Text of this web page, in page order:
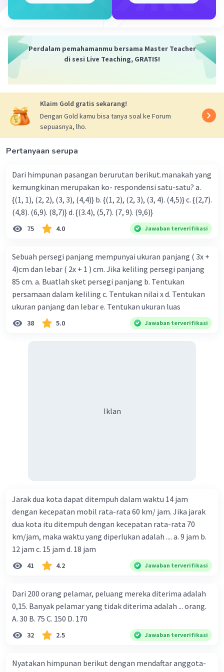
Jadi, himpunan bilangan bulat adalah himpunan
tak berhingga.
Perdalam pemahamanmu bersama Master Teacher
di sesi Live Teaching, GRATIS!
Klaim Gold gratis sekarang!
Dengan Gold kamu bisa tanya soal ke Forum
sepuasnya, lho.
Pertanyaan serupa
Dari himpunan pasangan berurutan berikut.manakah yang
kemungkinan merupakan ko- respondensi satu-satu? a.
{(1, 1), (2, 2), (3, 3), (4,4)} b. {(1, 2), (2, 3), (3, 4). (4,5)} c. {(2,7).
(4,8). (6,9). (8,7)} d. {(3.4), (5,7). (7, 9). (9,6)}
75 4.0 Jawaban terverifikasi
Sebuah persegi panjang mempunyai ukuran panjang ( 3x +
4)cm dan lebar ( 2x + 1 ) cm. Jika keliling persegi panjang
85 cm. a. Buatlah sket persegi panjang b. Tentukan
persamaan dalam keliling c. Tentukan nilai x d. Tentukan
ukuran panjang dan lebar e. Tentukan ukuran luas
38 5.0 Jawaban terverifikasi
Iklan
Jarak dua kota dapat ditempuh dalam waktu 14 jam
dengan kecepatan mobil rata-rata 60 km/ jam. Jika jarak
dua kota itu ditempuh dengan kecepatan rata-rata 70
km/jam, maka waktu yang diperlukan adalah .... a. 9 jam b.
12 jam c. 15 jam d. 18 jam
41 4.2 Jawaban terverifikasi
Dari 200 orang pelamar, peluang mereka diterima adalah
0,15. Banyak pelamar yang tidak diterima adalah ... orang.
A. 30 B. 75 C. 150 D. 170
32 2.5 Jawaban terverifikasi
Nyatakan himpunan berikut dengan mendaftar anggota-